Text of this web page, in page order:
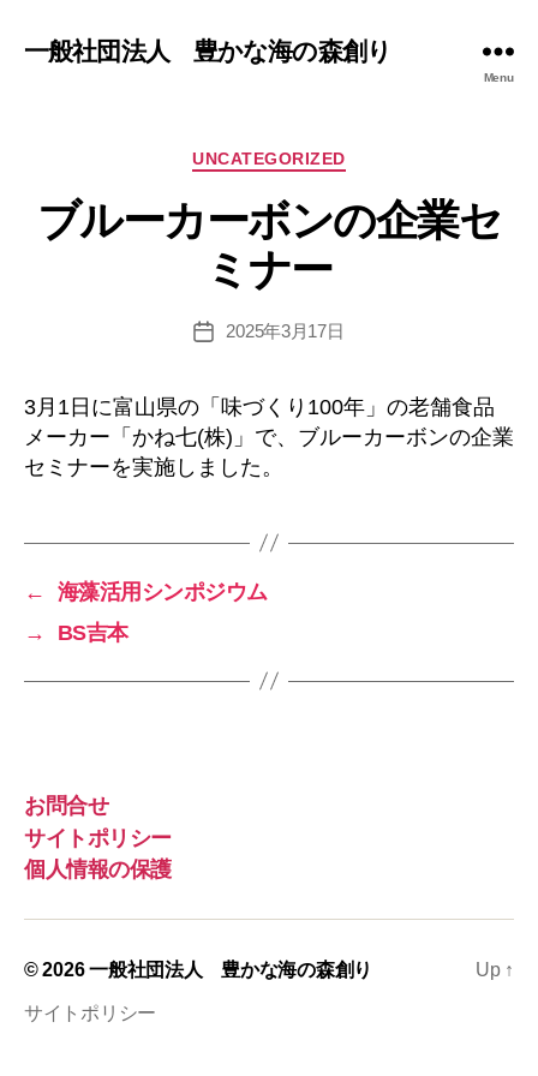
一般社団法人 豊かな海の森創り
Menu
Categories
UNCATEGORIZED
ブルーカーボンの企業セ
ミナー
Post2025年3月17日
3月1日に富山県の「味づくり100年」の老舗食品
メーカー「かね七(株)」で、ブルーカーボンの企業
セミナーを実施しました。
←
海藻活用シンポジウム
→
BS吉本
お問合せ
サイトポリシー
個人情報の保護
© 2026一般社団法人 豊かな海の森創り
サイトポリシー
Up ↑